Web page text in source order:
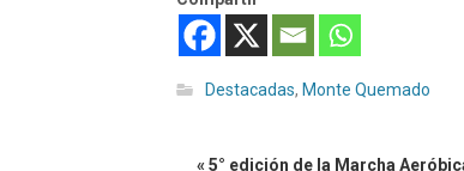
Destacadas, Monte Quemado
« 5° edición de la Marcha